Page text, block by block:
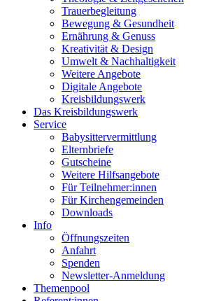
Trauerbegleitung
Bewegung & Gesundheit
Ernährung & Genuss
Kreativität & Design
Umwelt & Nachhaltigkeit
Weitere Angebote
Digitale Angebote
Kreisbildungswerk
Das Kreisbildungswerk
Service
Babysittervermittlung
Elternbriefe
Gutscheine
Weitere Hilfsangebote
Für Teilnehmer:innen
Für Kirchengemeinden
Downloads
Info
Öffnungszeiten
Anfahrt
Spenden
Newsletter-Anmeldung
Themenpool